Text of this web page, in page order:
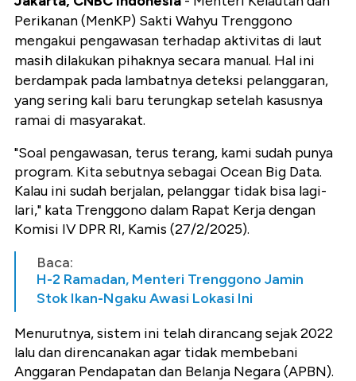
Perikanan (MenKP) Sakti Wahyu Trenggono
mengakui pengawasan terhadap aktivitas di laut
masih dilakukan pihaknya secara manual. Hal ini
berdampak pada lambatnya deteksi pelanggaran,
yang sering kali baru terungkap setelah kasusnya
ramai di masyarakat.
"Soal pengawasan, terus terang, kami sudah punya
program. Kita sebutnya sebagai Ocean Big Data.
Kalau ini sudah berjalan, pelanggar tidak bisa lagi-
lari," kata Trenggono dalam Rapat Kerja dengan
Komisi IV DPR RI, Kamis (27/2/2025).
Baca:
H-2 Ramadan, Menteri Trenggono Jamin
Stok Ikan-Ngaku Awasi Lokasi Ini
Menurutnya, sistem ini telah dirancang sejak 2022
lalu dan direncanakan agar tidak membebani
Anggaran Pendapatan dan Belanja Negara (APBN).